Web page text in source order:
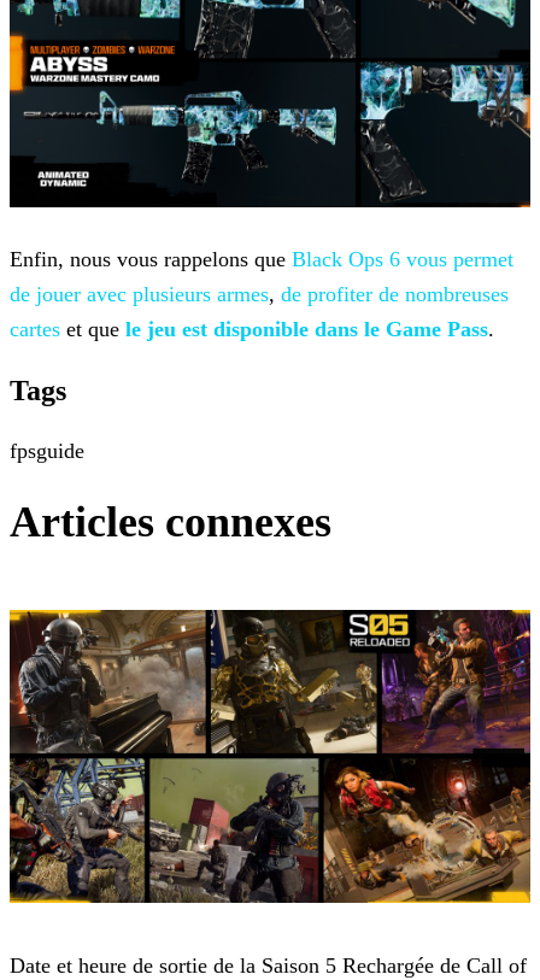
Enfin, nous vous rappelons que Black Ops 6 vous permet
de jouer avec plusieurs armes, de profiter de nombreuses
cartes et que le jeu est disponible dans le Game Pass.
Tags
fpsguide
Articles connexes
Date et heure de sortie de la Saison 5 Rechargée de Call of